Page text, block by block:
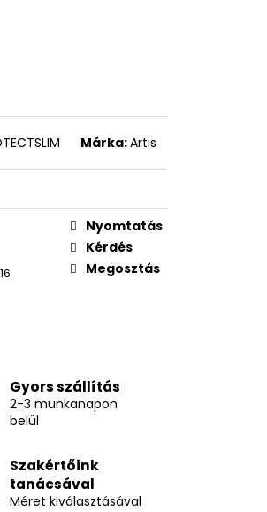
Márka:Artis
Nyomtatás
Kérdés
Megosztás
Gyors szállítás
2-3 munkanapon
belül
Szakértőink
tanácsával
Méret kiválasztásával